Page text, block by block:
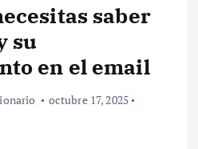
saber
su
en el email
octubre 17, 2025